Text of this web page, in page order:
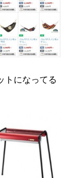
トになってる